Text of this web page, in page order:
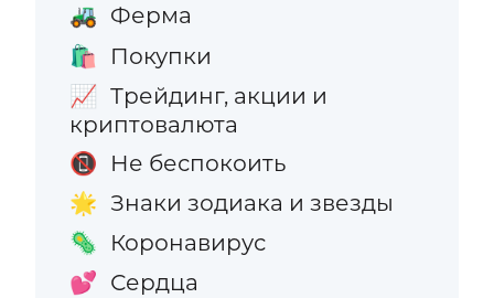
🚜 Ферма
🛍️ Покупки
📈 Трейдинг, акции и
криптовалюта
📵 Не беспокоить
🌟 Знаки зодиака и звезды
🦠 Коронавирус
💕 Сердца